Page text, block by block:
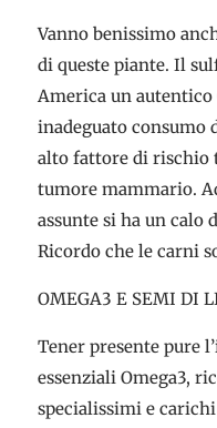
Vanno benissimo
di queste piante. Il
America un autentico
inadeguato consumo
alto fattore di rischio
tumore mammario.
assunte si ha un calo
Ricordo che le carni
OMEGA3 E SEMI DI
Tener presente pure
essenziali Omega3,
specialissimi e